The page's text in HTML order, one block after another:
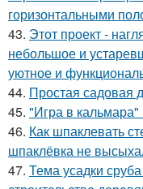
горизонтальными
43. Этот проект -
небольшое и
уютное и
44. Простая садовая
45. "Игра в кальмара"
46. Как шпаклевать
шпаклёвка не
47. Тема усадки